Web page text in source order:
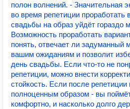
полон волнений. - Значительная
во время репетиции проработать
свадьбы на образ уйдёт гораздо
Возможность проработать
понять, отвечает ли задуманный
вашим ожиданиям и позволит
день свадьбы. Если что-то не
репетиции, можно внести
стойкость. Если после
полноценным образом - вы
комфортно, и насколько долго